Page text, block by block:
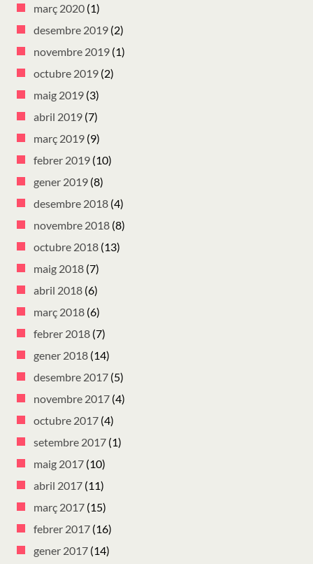
març 2020 (1)
desembre 2019 (2)
novembre 2019 (1)
octubre 2019 (2)
maig 2019 (3)
abril 2019 (7)
març 2019 (9)
febrer 2019 (10)
gener 2019 (8)
desembre 2018 (4)
novembre 2018 (8)
octubre 2018 (13)
maig 2018 (7)
abril 2018 (6)
març 2018 (6)
febrer 2018 (7)
gener 2018 (14)
desembre 2017 (5)
novembre 2017 (4)
octubre 2017 (4)
setembre 2017 (1)
maig 2017 (10)
abril 2017 (11)
març 2017 (15)
febrer 2017 (16)
gener 2017 (14)